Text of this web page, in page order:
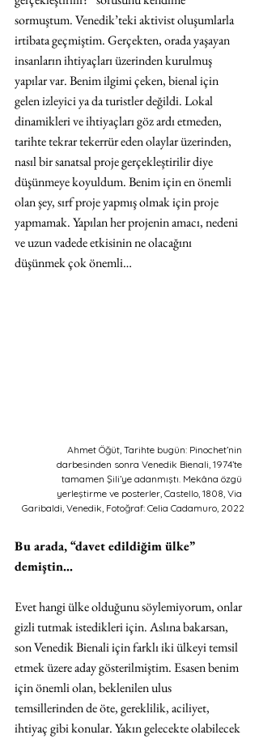
sormuştum. Venedik’teki aktivist oluşumlarla
irtibata geçmiştim. Gerçekten, orada yaşayan
insanların ihtiyaçları üzerinden kurulmuş
yapılar var. Benim ilgimi çeken, bienal için
gelen izleyici ya da turistler değildi. Lokal
dinamikleri ve ihtiyaçları göz ardı etmeden,
tarihte tekrar tekerrür eden olaylar üzerinden,
nasıl bir sanatsal proje gerçekleştirilir diye
düşünmeye koyuldum. Benim için en önemli
olan şey, sırf proje yapmış olmak için proje
yapmamak. Yapılan her projenin amacı, nedeni
ve uzun vadede etkisinin ne olacağını
düşünmek çok önemli…
Ahmet Öğüt, Tarihte bugün: Pinochet’nin
darbesinden sonra Venedik Bienali, 1974’te
tamamen Şili’ye adanmıştı. Mekâna özgü
yerleştirme ve posterler, Castello, 1808, Via
Garibaldi, Venedik, Fotoğraf: Celia Cadamuro, 2022
Bu arada, “davet edildiğim ülke”
demiştin…
Evet hangi ülke olduğunu söylemiyorum, onlar
gizli tutmak istedikleri için. Aslına bakarsan,
son Venedik Bienali için farklı iki ülkeyi temsil
etmek üzere aday gösterilmiştim. Esasen benim
için önemli olan, beklenilen ulus
temsillerinden de öte, gereklilik, aciliyet,
ihtiyaç gibi konular. Yakın gelecekte olabilecek